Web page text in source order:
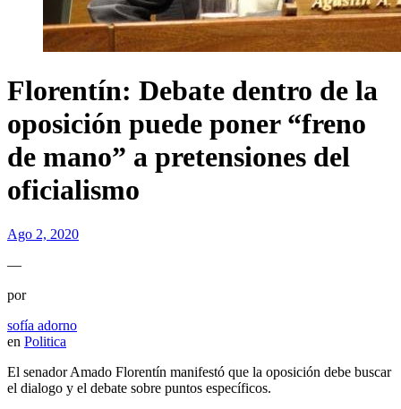
Florentín: Debate dentro de la
oposición puede poner “freno
de mano” a pretensiones del
oficialismo
Ago 2, 2020
—
por
sofía adorno
en Politica
El senador Amado Florentín manifestó que la oposición debe buscar
el dialogo y el debate sobre puntos específicos.